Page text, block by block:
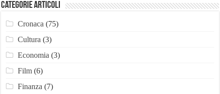
Categorie Articoli
Cronaca (75)
Cultura (3)
Economia (3)
Film(6)
Finanza (7)